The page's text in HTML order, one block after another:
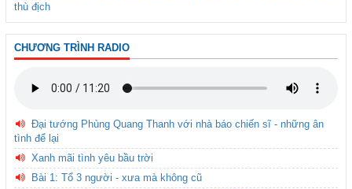
thù địch
CHƯƠNG TRÌNH RADIO
Đại tướng Phùng Quang Thanh với nhà báo chiến sĩ - những ân
tình để lại
Xanh mãi tình yêu bầu trời
Bài 1: Tổ 3 người - xưa mà không cũ